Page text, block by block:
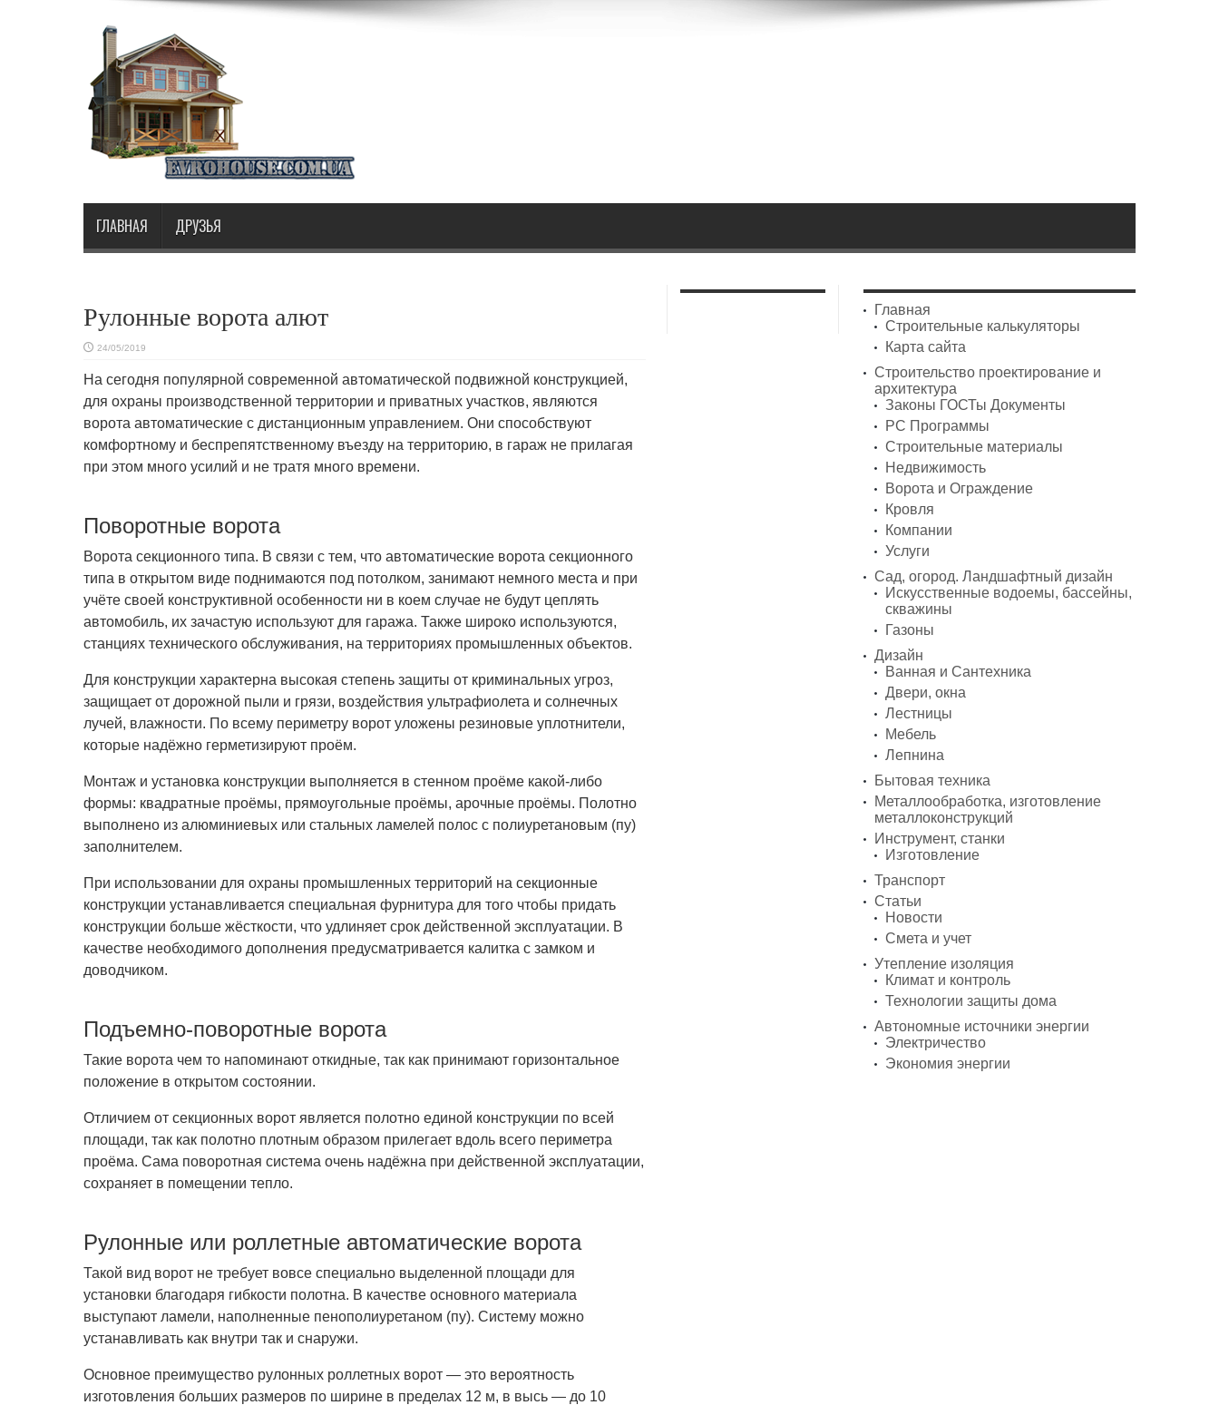
ГЛАВНАЯ ДРУЗЬЯ
Рулонные ворота алют
24/05/2019
На сегодня популярной современной автоматической подвижной конструкцией,
для охраны производственной территории и приватных участков, являются
ворота автоматические с дистанционным управлением. Они способствуют
комфортному и беспрепятственному въезду на территорию, в гараж не прилагая
при этом много усилий и не тратя много времени.
Поворотные ворота
Ворота секционного типа. В связи с тем, что автоматические ворота секционного
типа в открытом виде поднимаются под потолком, занимают немного места и при
учёте своей конструктивной особенности ни в коем случае не будут цеплять
автомобиль, их зачастую используют для гаража. Также широко используются,
станциях технического обслуживания, на территориях промышленных объектов.
Для конструкции характерна высокая степень защиты от криминальных угроз,
защищает от дорожной пыли и грязи, воздействия ультрафиолета и солнечных
лучей, влажности. По всему периметру ворот уложены резиновые уплотнители,
которые надёжно герметизируют проём.
Монтаж и установка конструкции выполняется в стенном проёме какой-либо
формы: квадратные проёмы, прямоугольные проёмы, арочные проёмы. Полотно
выполнено из алюминиевых или стальных ламелей полос с полиуретановым (пу)
заполнителем.
При использовании для охраны промышленных территорий на секционные
конструкции устанавливается специальная фурнитура для того чтобы придать
конструкции больше жёсткости, что удлиняет срок действенной эксплуатации. В
качестве необходимого дополнения предусматривается калитка с замком и
доводчиком.
Подъемно-поворотные ворота
Такие ворота чем то напоминают откидные, так как принимают горизонтальное
положение в открытом состоянии.
Отличием от секционных ворот является полотно единой конструкции по всей
площади, так как полотно плотным образом прилегает вдоль всего периметра
проёма. Сама поворотная система очень надёжна при действенной эксплуатации,
сохраняет в помещении тепло.
Рулонные или роллетные автоматические ворота
Такой вид ворот не требует вовсе специально выделенной площади для
установки благодаря гибкости полотна. В качестве основного материала
выступают ламели, наполненные пенополиуретаном (пу). Систему можно
устанавливать как внутри так и снаружи.
Основное преимущество рулонных роллетных ворот — это вероятность
изготовления больших размеров по ширине в пределах 12 м, в высь — до 10
Главная
Строительные калькуляторы
Карта сайта
Строительство проектирование и
архитектура
Законы ГОСТы Документы
PC Программы
Строительные материалы
Недвижимость
Ворота и Ограждение
Кровля
Компании
Услуги
Сад, огород. Ландшафтный дизайн
Искусственные водоемы, бассейны,
скважины
Газоны
Дизайн
Ванная и Сантехника
Двери, окна
Лестницы
Мебель
Лепнина
Бытовая техника
Металлообработка, изготовление
металлоконструкций
Инструмент, станки
Изготовление
Транспорт
Статьи
Новости
Смета и учет
Утепление изоляция
Климат и контроль
Технологии защиты дома
Автономные источники энергии
Электричество
Экономия энергии